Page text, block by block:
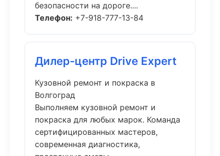
безопасности на дороге....
Телефон: +7-918-777-13-84
Дилер-центр Drive Expert
Кузовной ремонт и покраска в
Волгоград
Выполняем кузовной ремонт и
покраска для любых марок. Команда
сертифицированных мастеров,
современная диагностика,